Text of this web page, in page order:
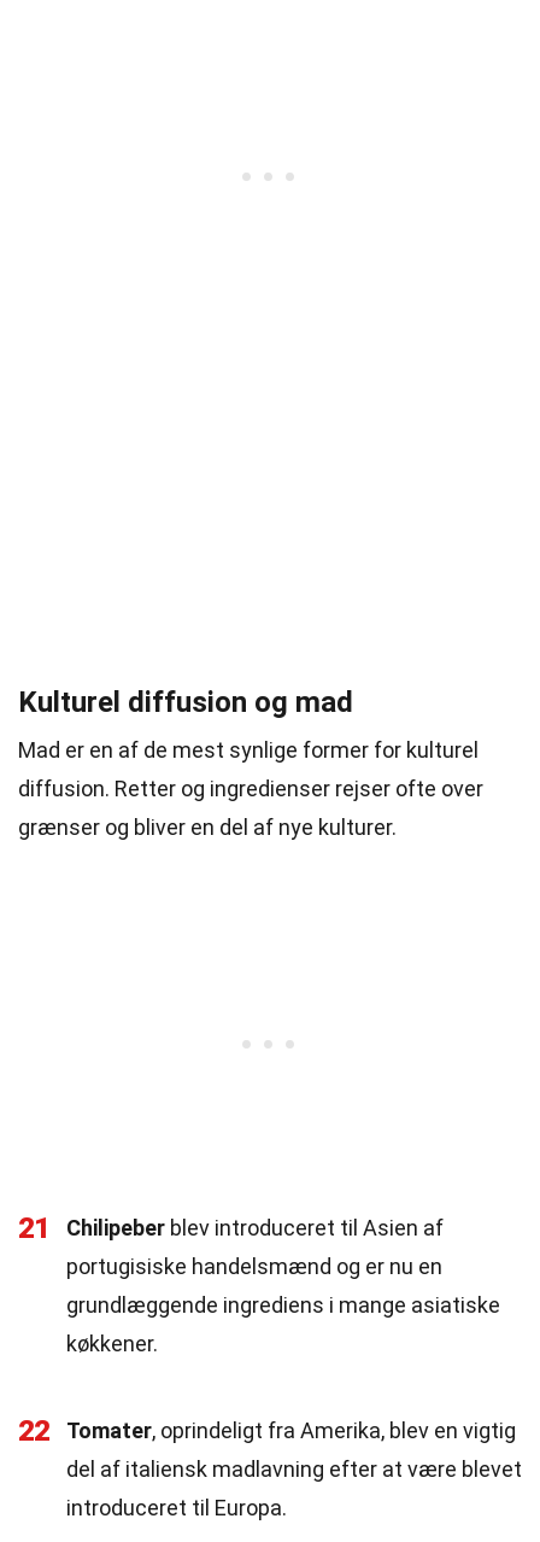
Kulturel diffusion og mad
Mad er en af de mest synlige former for kulturel
diffusion. Retter og ingredienser rejser ofte over
grænser og bliver en del af nye kulturer.
21 Chilipeber blev introduceret til Asien af
portugisiske handelsmænd og er nu en
grundlæggende ingrediens i mange asiatiske
køkkener.
22 Tomater, oprindeligt fra Amerika, blev en vigtig
del af italiensk madlavning efter at være blevet
introduceret til Europa.